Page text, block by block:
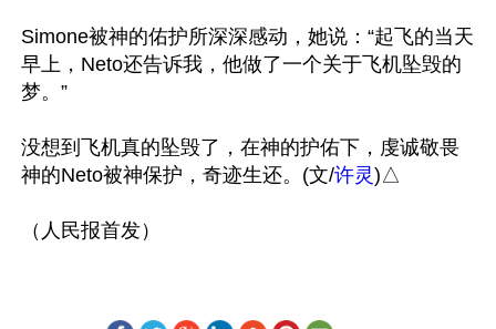
Simone被神的佑护所深深感动，她说：“起飞的当天
早上，Neto还告诉我，他做了一个关于飞机坠毁的
梦。”
没想到飞机真的坠毁了，在神的护佑下，虔诚敬畏
神的Neto被神保护，奇迹生还。(文/许灵)△